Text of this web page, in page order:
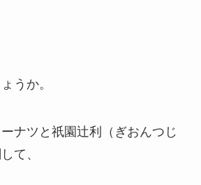
うか。
ナツと祇園辻利（ぎおんつじ
て、